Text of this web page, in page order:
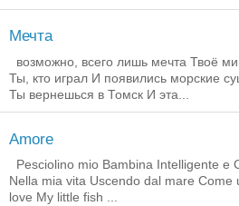
Мечта
возможно, всего лишь мечта Твоё
Ты, кто играл И появились морские
Ты вернешься в Томск И эта...
Amore
Pesciolino mio Bambina Intelligente e
Nella mia vita Uscendo dal mare Come
love My little fish ...